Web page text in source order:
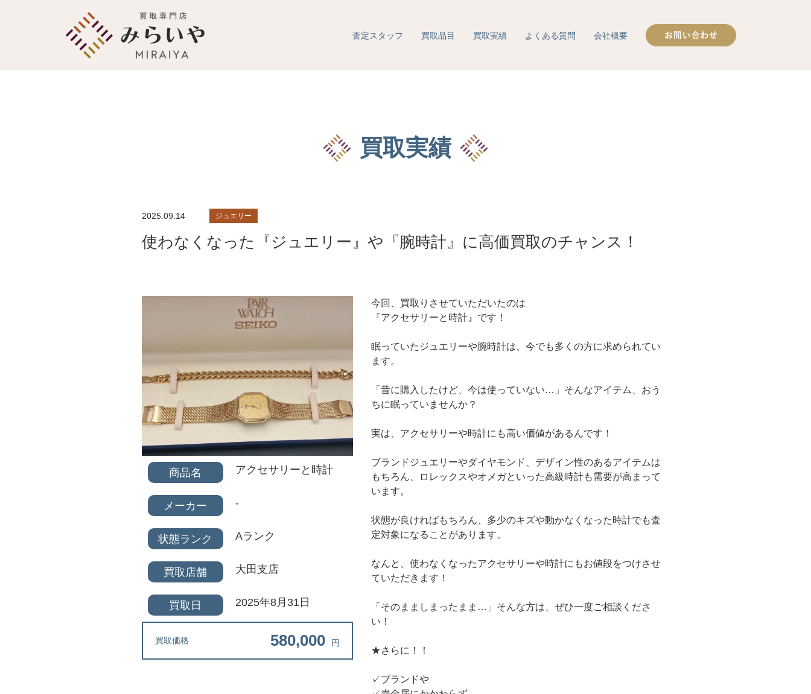
査定スタッフ 買取品目 買取実績 よくある質問 会社概要
買取実績
2025.09.14 ジュエリー
使わなくなった『ジュエリー』や『腕時計』に高価買取のチャンス！
商品名 アクセサリーと時計
メーカー -
状態ランク Aランク
買取店舗 大田支店
買取日 2025年8月31日
買取価格 580,000 円
今回、買取りさせていただいたのは
『アクセサリーと時計』です！
眠っていたジュエリーや腕時計は、今でも多くの方に求められてい
ます。
「昔に購入したけど、今は使っていない…」そんなアイテム、おう
ちに眠っていませんか？
実は、アクセサリーや時計にも高い価値があるんです！
ブランドジュエリーやダイヤモンド、デザイン性のあるアイテムは
もちろん、ロレックスやオメガといった高級時計も需要が高まって
います。
状態が良ければもちろん、多少のキズや動かなくなった時計でも査
定対象になることがあります。
なんと、使わなくなったアクセサリーや時計にもお値段をつけさせ
ていただきます！
「そのまましまったまま…」そんな方は、ぜひ一度ご相談くださ
い！
★さらに！！
✓ブランドや